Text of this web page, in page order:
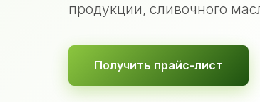
продукции, сливочного
Получить прайс-лист